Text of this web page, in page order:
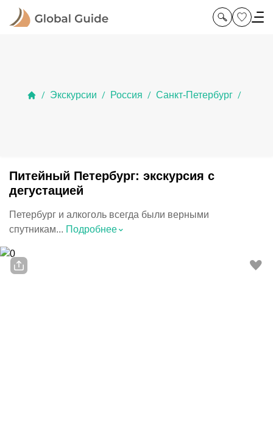
/ Экскурсии / Россия / Санкт-Петербург /
Питейный Петербург: экскурсия с
дегустацией
Петербург и алкоголь всегда были верными
спутникам... Подробнее⌃